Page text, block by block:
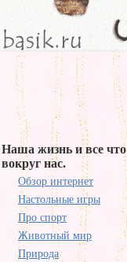
Наша жизнь и все что
вокруг нас.
Обзор интернет
Настольные игры
Про спорт
Животный мир
Природа